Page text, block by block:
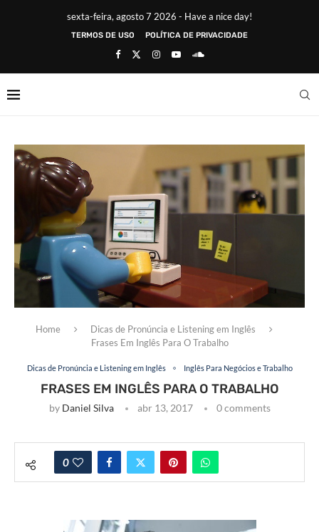
sexta-feira, agosto 7 2026 - Have a nice day!
TERMOS DE USO POLÍTICA DE PRIVACIDADE
Home
Dicas de Pronúncia e Listening em Inglês
Frases Em Inglês Para O Trabalho
Dicas de Pronúncia e Listening em Inglês Inglês Para Negócios e Trabalho
FRASES EM INGLÊS PARA O TRABALHO
by Daniel Silva abr 13, 2017 0 comments
0